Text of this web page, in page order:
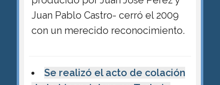
Juan Pablo Castro- cerró el 2009
con un merecido reconocimiento.
Se realizó el acto de colación